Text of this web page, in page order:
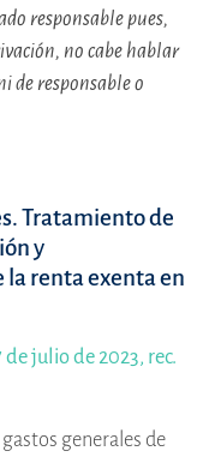
responsable pues,
no cabe hablar
de responsable o
Tratamiento de
y
renta exenta en
julio de 2023, rec.
generales de